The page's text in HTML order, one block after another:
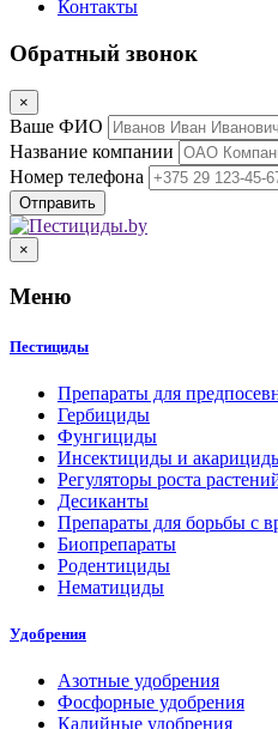
Контакты
Обратный звонок
×
Ваше ФИО
Название компании
Номер телефона
×
Меню
Пестициды
Препараты для
Гербициды
Фунгициды
Инсектициды и
Регуляторы роста
Десиканты
Препараты для борьбы с
Биопрепараты
Родентициды
Нематициды
Удобрения
Азотные удобрения
Фосфорные удобрения
Калийные удобрения